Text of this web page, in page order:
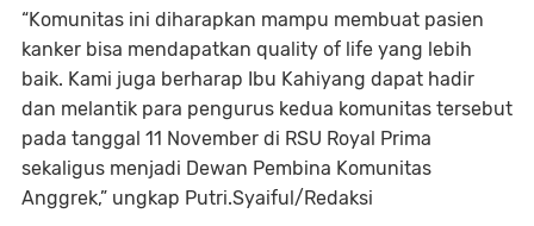
“Komunitas ini diharapkan mampu membuat pasien
kanker bisa mendapatkan quality of life yang lebih
baik. Kami juga berharap Ibu Kahiyang dapat hadir
dan melantik para pengurus kedua komunitas tersebut
pada tanggal 11 November di RSU Royal Prima
sekaligus menjadi Dewan Pembina Komunitas
Anggrek,” ungkap Putri.Syaiful/Redaksi